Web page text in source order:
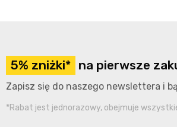
5% zniżki* na pierwsze
Zapisz się do naszego newslettera i
*Rabat jest jednorazowy, obejmuje